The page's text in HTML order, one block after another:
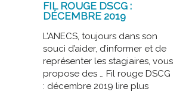
FIL ROUGE DSCG :
DÉCEMBRE 2019
L’ANECS, toujours dans son
souci d’aider, d’informer et de
représenter les stagiaires, vous
propose des … Fil rouge DSCG
: décembre 2019 lire plus